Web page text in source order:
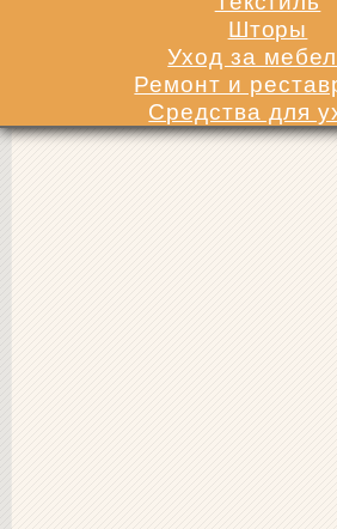
Шторы
Уход за
Ремонт и
Средства для